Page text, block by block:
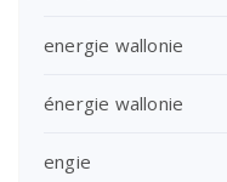
energie wallonie
énergie wallonie
engie